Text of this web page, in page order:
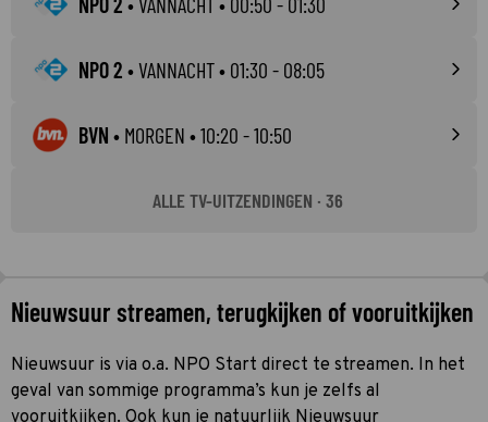
NPO 2 •VANNACHT• 01:30 - 08:05
BVN • MORGEN • 10:20 - 10:50
ALLE TV-UITZENDINGEN · 36
Nieuwsuur streamen, terugkijken of vooruitkijken
Nieuwsuur is via o.a. NPO Start direct te streamen. In het
geval van sommige programma’s kun je zelfs al
vooruitkijken. Ook kun je natuurlijk Nieuwsuur